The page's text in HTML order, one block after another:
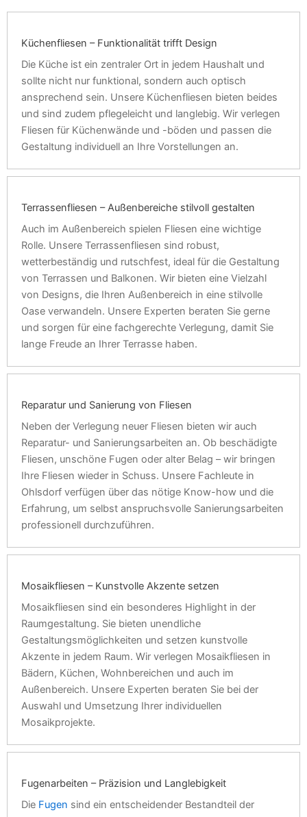
Küchenfliesen – Funktionalität trifft Design
Die Küche ist ein zentraler Ort in jedem Haushalt und
sollte nicht nur funktional, sondern auch optisch
ansprechend sein. Unsere Küchenfliesen bieten beides
und sind zudem pflegeleicht und langlebig. Wir verlegen
Fliesen für Küchenwände und -böden und passen die
Gestaltung individuell an Ihre Vorstellungen an.
Terrassenfliesen – Außenbereiche stilvoll gestalten
Auch im Außenbereich spielen Fliesen eine wichtige
Rolle. Unsere Terrassenfliesen sind robust,
wetterbeständig und rutschfest, ideal für die Gestaltung
von Terrassen und Balkonen. Wir bieten eine Vielzahl
von Designs, die Ihren Außenbereich in eine stilvolle
Oase verwandeln. Unsere Experten beraten Sie gerne
und sorgen für eine fachgerechte Verlegung, damit Sie
lange Freude an Ihrer Terrasse haben.
Reparatur und Sanierung von Fliesen
Neben der Verlegung neuer Fliesen bieten wir auch
Reparatur- und Sanierungsarbeiten an. Ob beschädigte
Fliesen, unschöne Fugen oder alter Belag – wir bringen
Ihre Fliesen wieder in Schuss. Unsere Fachleute in
Ohlsdorf verfügen über das nötige Know-how und die
Erfahrung, um selbst anspruchsvolle Sanierungsarbeiten
professionell durchzuführen.
Mosaikfliesen – Kunstvolle Akzente setzen
Mosaikfliesen sind ein besonderes Highlight in der
Raumgestaltung. Sie bieten unendliche
Gestaltungsmöglichkeiten und setzen kunstvolle
Akzente in jedem Raum. Wir verlegen Mosaikfliesen in
Bädern, Küchen, Wohnbereichen und auch im
Außenbereich. Unsere Experten beraten Sie bei der
Auswahl und Umsetzung Ihrer individuellen
Mosaikprojekte.
Fugenarbeiten – Präzision und Langlebigkeit
Die Fugen sind ein entscheidender Bestandteil der